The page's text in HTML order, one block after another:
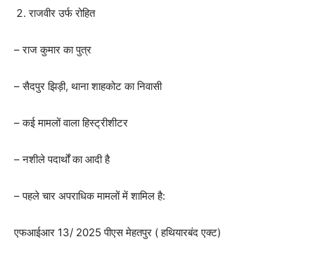
राजवीर उर्फ रोहित
– राज कुमार का पुत्र
– सैदपुर झिड़ी, थाना शाहकोट का निवासी
– कई मामलों वाला हिस्ट्रीशीटर
– नशीले पदार्थों का आदी है
– पहले चार अपराधिक मामलों में शामिल है:
एफआईआर 13/ 2025 पीएस मेहतपुर ( हथियारबंद एक्ट)